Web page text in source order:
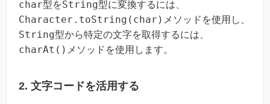
char型をString型に変換するには、
Character.toString(char) メソッドを使用し、
String型から特定の文字を取得するには、
charAt() メソッドを使用します。
2. 文字コードを活用する